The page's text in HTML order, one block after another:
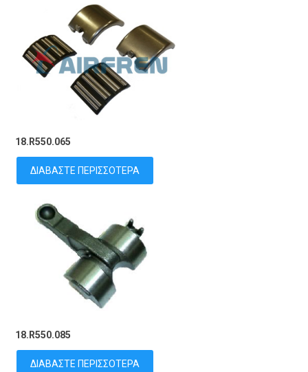
18.R550.065
ΔΙΑΒΆΣΤΕ ΠΕΡΙΣΣΌΤΕΡΑ
18.R550.085
ΔΙΑΒΆΣΤΕ ΠΕΡΙΣΣΌΤΕΡΑ